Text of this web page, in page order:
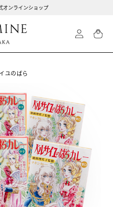
オンラインショップ
ユのばら